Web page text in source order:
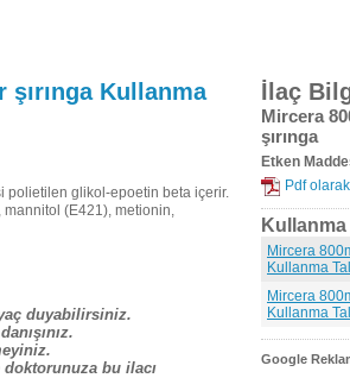
şırınga Kullanma
polietilen glikol-epoetin beta içerir.
(E421), metionin,
duyabilirsiniz.
doktorunuza bu ilacı
İlaç
Mircera
şırınga
Etken
Pdf
Mircera
Kullanma
Mircera
Kullanma
Google